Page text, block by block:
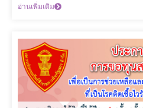
อ่านเพิ่มเติม